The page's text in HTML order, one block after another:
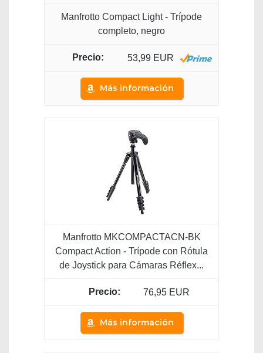
Manfrotto Compact Light - Trípode
completo, negro
53,99 EUR
Más información
Manfrotto MKCOMPACTACN-BK
Compact Action - Trípode con Rótula
de Joystick para Cámaras Réflex...
76,95 EUR
Más información